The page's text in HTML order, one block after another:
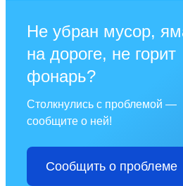
Не убран мусор,
на дороге, не горит
фонарь?
Столкнулись с проблемой —
сообщите о ней!
Сообщить о проблеме